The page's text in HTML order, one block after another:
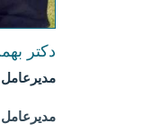
دکتر